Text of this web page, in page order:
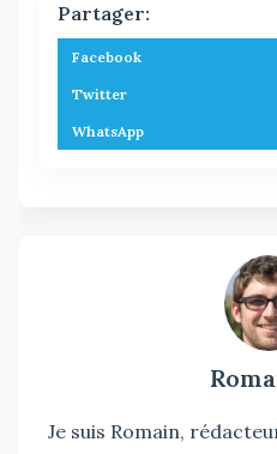
Partager:
Facebook
Twitter
WhatsApp
Je suis Romain,